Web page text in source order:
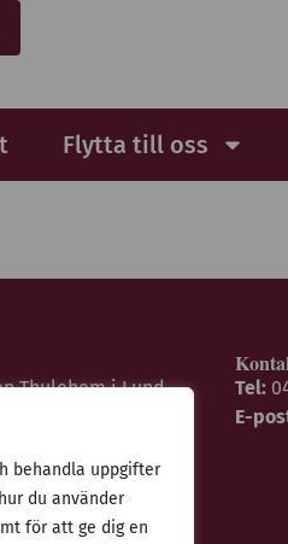
behandla uppgifter
du använder
för att ge dig en
Flytta till oss
Thulehem i Lund
40
Tel:
E-